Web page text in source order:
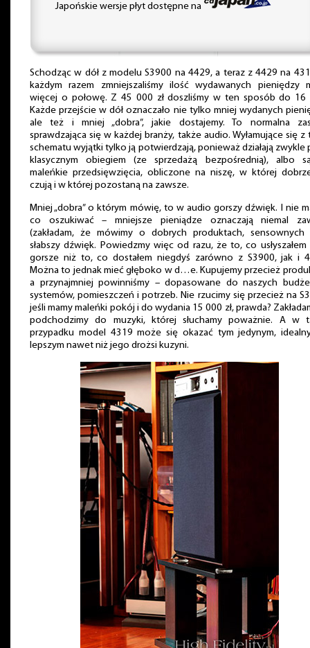
Japońskie wersje płyt dostępne na
Schodząc w dół z modelu S3900 na 4429, a teraz z 4429 na
każdym razem zmniejszaliśmy ilość wydawanych pieniędzy
więcej o połowę. Z 45 000 zł doszliśmy w ten sposób do 16
Każde przejście w dół oznaczało nie tylko mniej wydanych
ale też i mniej „dobra”, jakie dostajemy. To normalna
sprawdzająca się w każdej branży, także audio. Wyłamujące się z
schematu wyjątki tylko ją potwierdzają, ponieważ działają zwykle
klasycznym obiegiem (ze sprzedażą bezpośrednią), albo
maleńkie przedsięwzięcia, obliczone na niszę, w której
czują i w której pozostaną na zawsze.
Mniej „dobra” o którym mówię, to w audio gorszy dźwięk. I nie
co oszukiwać – mniejsze pieniądze oznaczają niemal
(zakładam, że mówimy o dobrych produktach, sensownych
słabszy dźwięk. Powiedzmy więc od razu, że to, co usłyszałem
gorsze niż to, co dostałem niegdyś zarówno z S3900, jak i
Można to jednak mieć głęboko w d…e. Kupujemy przecież
a przynajmniej powinniśmy – dopasowane do naszych
systemów, pomieszczeń i potrzeb. Nie rzucimy się przecież na
jeśli mamy maleńki pokój i do wydania 15 000 zł, prawda?
podchodzimy do muzyki, której słuchamy poważnie. A w
przypadku model 4319 może się okazać tym jedynym,
lepszym nawet niż jego drożsi kuzyni.